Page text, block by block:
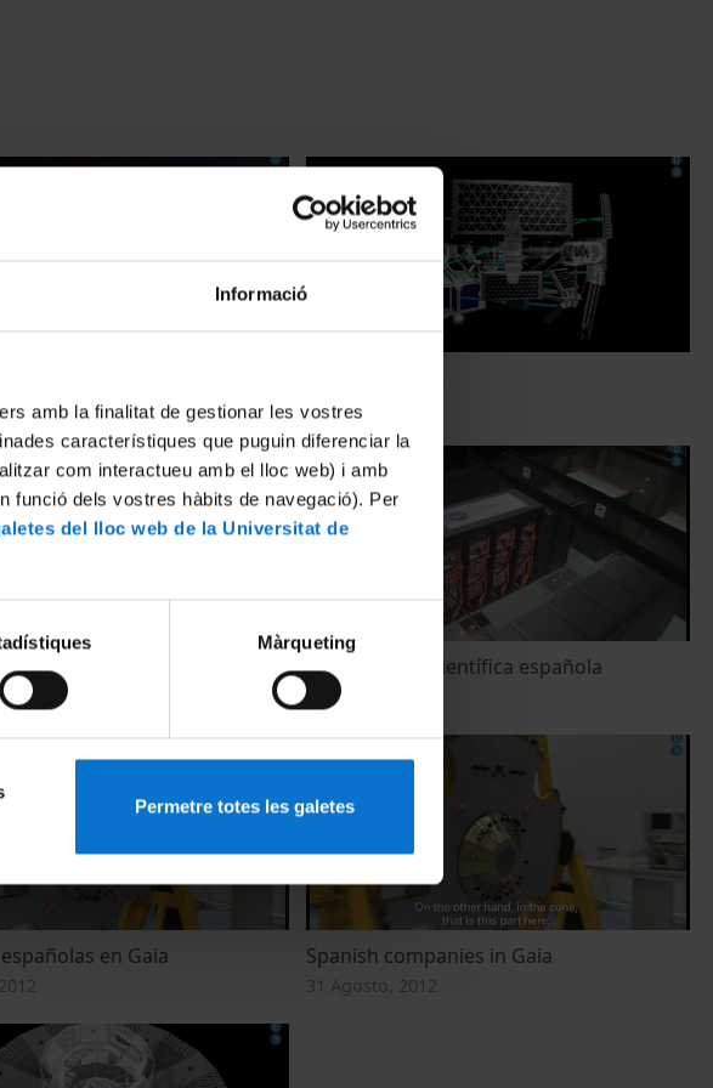
Informació
amb la finalitat de gestionar les vostres
característiques que puguin diferenciar la
com interactueu amb el lloc web) i amb
funció dels vostres hàbits de navegació). Per
del lloc web de la Universitat de
Màrqueting
Permetre totes les galetes
31 Agosto, 2012
científica espanyola Contribución científica española
31 Agosto, 2012
en Gaia Spanish companies in Gaia
31 Agosto, 2012